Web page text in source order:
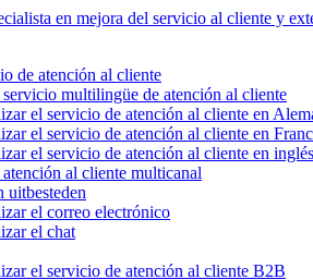
de atención al cliente
multilingüe de atención al cliente
el servicio de atención al cliente en
el servicio de atención al cliente en
el servicio de atención al cliente en inglés
al cliente multicanal
uitbesteden
el correo electrónico
el chat
el servicio de atención al cliente B2B